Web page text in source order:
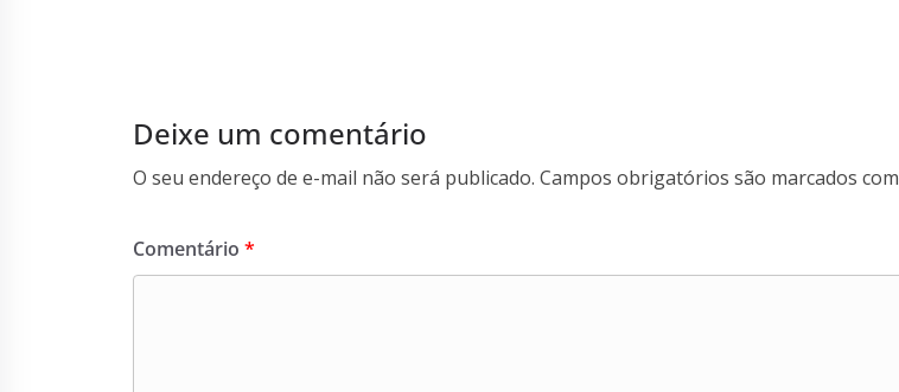
Deixe um comentário
O seu endereço de e-mail não será publicado. Campos obrigatórios são marcados com
Comentário *